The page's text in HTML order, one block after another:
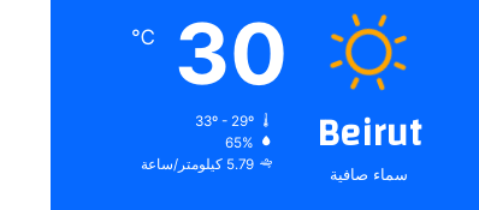
Beirut
سماء صافية
30
℃
33º - 29º
65%
5.79 كيلومتر/ساعة